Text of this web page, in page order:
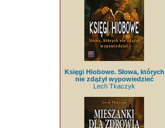
Księgi Hiobowe. Słowa, których
nie zdążył wypowiedzieć
Lech Tkaczyk